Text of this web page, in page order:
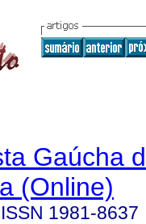
Gaúcha
(Online)
ISSN 1981-8637